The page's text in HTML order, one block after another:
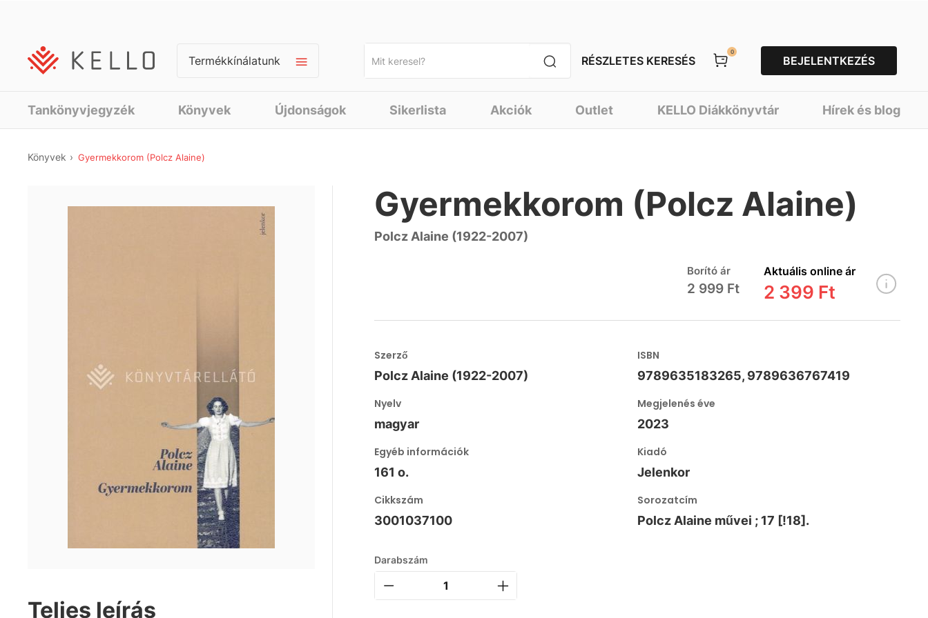
Termékkínálatunk RÉSZLETES KERESÉS
0
BEJELENTKEZÉS
Tankönyvjegyzék Könyvek Újdonságok Sikerlista Akciók Outlet KELLO Diákkönyvtár Hírek és blog
Könyvek Gyermekkorom (Polcz Alaine)
Teljes leírás
Gyermekkorom (Polcz Alaine)
Polcz Alaine (1922-2007)
Borító ár
2 999 Ft
Aktuális online ár
2 399 Ft
Szerző
Polcz Alaine (1922-2007)
ISBN
9789635183265, 9789636767419
Nyelv
magyar
Megjelenés éve
2023
Egyéb információk
161 o.
Kiadó
Jelenkor
Cikkszám
3001037100
Sorozatcím
Polcz Alaine művei ; 17 [!18].
Darabszám